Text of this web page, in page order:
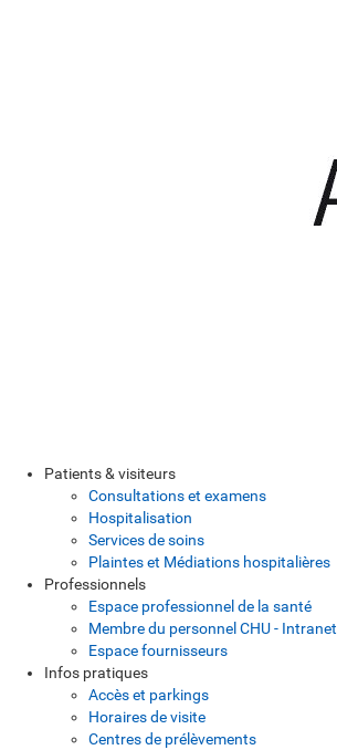
Patients & visiteurs
Consultations et examens
Hospitalisation
Services de soins
Plaintes et Médiations hospitalières
Professionnels
Espace professionnel de la santé
Membre du personnel CHU - Intranet
Espace fournisseurs
Infos pratiques
Accès et parkings
Horaires de visite
Centres de prélèvements